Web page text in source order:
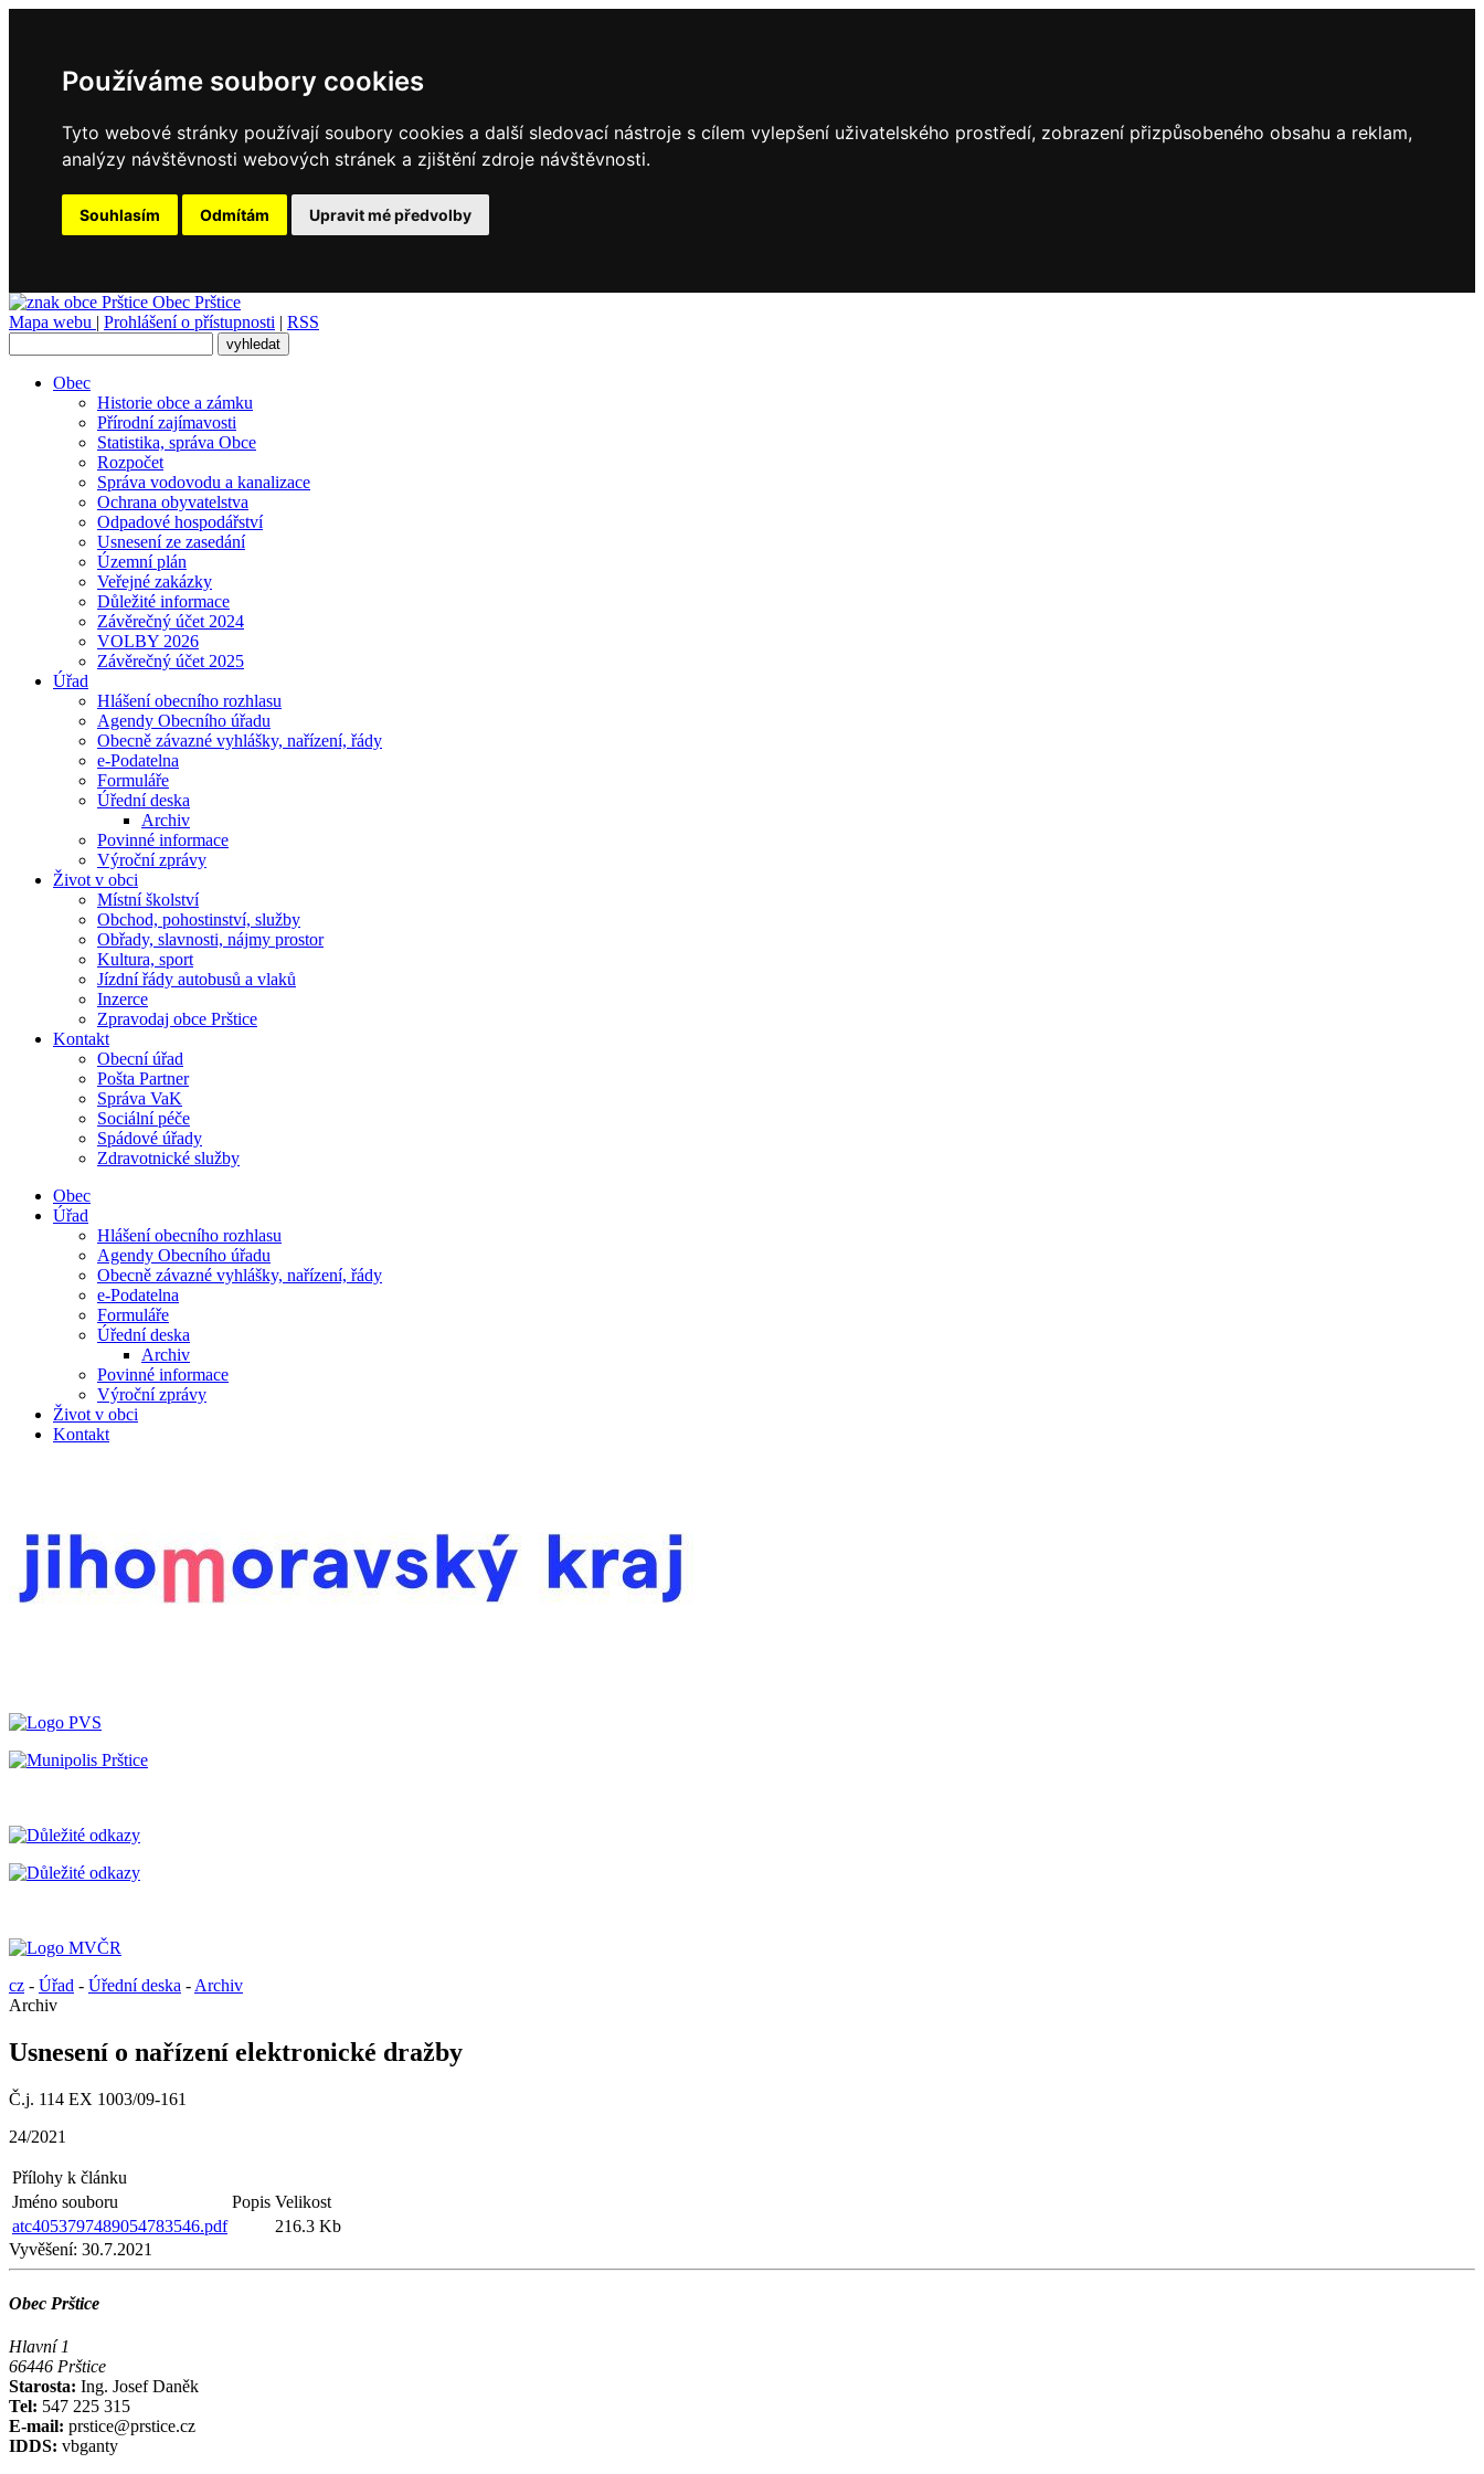
Používáme soubory cookies
Tyto webové stránky používají soubory cookies a další sledovací nástroje s cílem vylepšení uživatelského prostředí, zobrazení přizpůsobeného obsahu a reklam,
analýzy návštěvnosti webových stránek a zjištění zdroje návštěvnosti.
Souhlasím Odmítám Upravit mé předvolby
Obec Prštice
Mapa webu | Prohlášení o přístupnosti | RSS
Obec
Historie obce a zámku
Přírodní zajímavosti
Statistika, správa Obce
Rozpočet
Správa vodovodu a kanalizace
Ochrana obyvatelstva
Odpadové hospodářství
Usnesení ze zasedání
Územní plán
Veřejné zakázky
Důležité informace
Závěrečný účet 2024
VOLBY 2026
Závěrečný účet 2025
Úřad
Hlášení obecního rozhlasu
Agendy Obecního úřadu
Obecně závazné vyhlášky, nařízení, řády
e-Podatelna
Formuláře
Úřední deska
Archiv
Povinné informace
Výroční zprávy
Život v obci
Místní školství
Obchod, pohostinství, služby
Obřady, slavnosti, nájmy prostor
Kultura, sport
Jízdní řády autobusů a vlaků
Inzerce
Zpravodaj obce Prštice
Kontakt
Obecní úřad
Pošta Partner
Správa VaK
Sociální péče
Spádové úřady
Zdravotnické služby
Obec
Úřad
Hlášení obecního rozhlasu
Agendy Obecního úřadu
Obecně závazné vyhlášky, nařízení, řády
e-Podatelna
Formuláře
Úřední deska
Archiv
Povinné informace
Výroční zprávy
Život v obci
Kontakt
cz - Úřad - Úřední deska - Archiv
Archiv
Usnesení o nařízení elektronické dražby
Č.j. 114 EX 1003/09-161
24/2021
Přílohy k článku
Jméno souboru
Popis Velikost
atc4053797489054783546.pdf
216.3 Kb
Vyvěšení: 30.7.2021
Obec Prštice
Hlavní 1
66446 Prštice
Starosta: Ing. Josef Daněk
Tel: 547 225 315
E-mail: prstice@prstice.cz
IDDS: vbganty